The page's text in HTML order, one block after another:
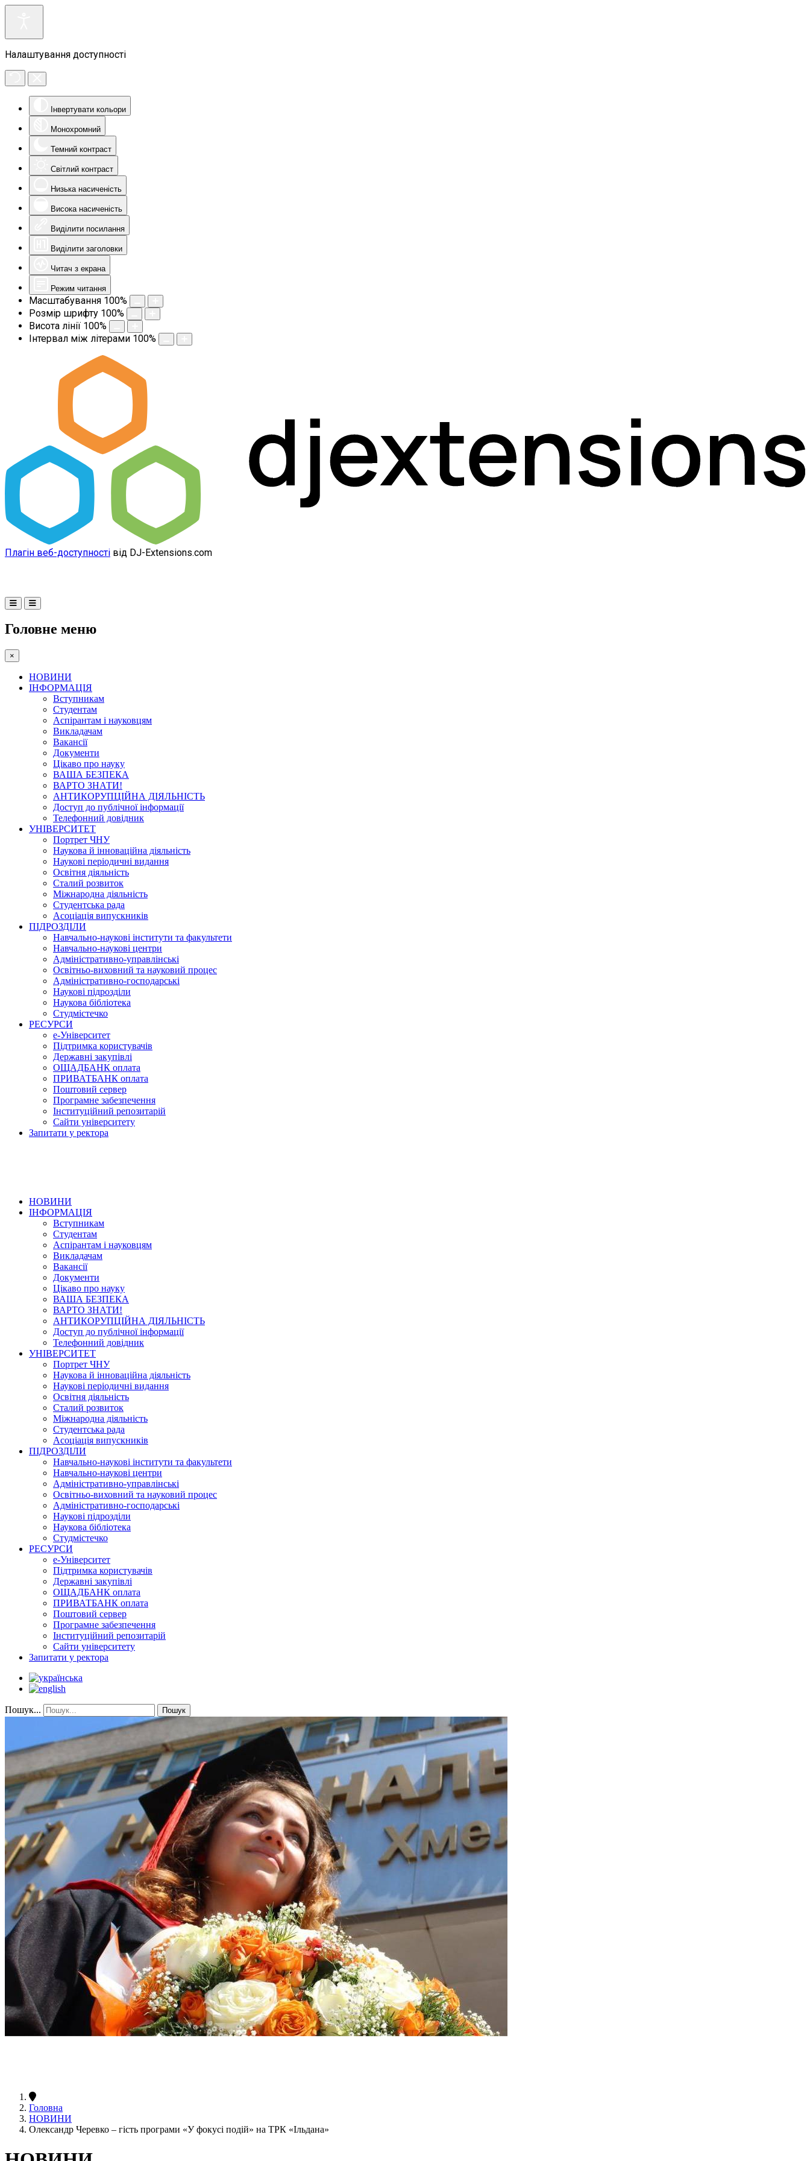
Налаштування доступності
Інвертувати кольори
Монохромний
Темний контраст
Світлий контраст
Низька насиченість
Висока насиченість
Виділити посилання
Виділити заголовки
Читач з екрана
Режим читання
Масштабування 100%
Розмір шрифту 100%
Висота лінії 100%
Інтервал між літерами 100%
Плагін веб-доступності від DJ-Extensions.com
Головне меню
×
НОВИНИ
ІНФОРМАЦІЯ
Вступникам
Студентам
Аспірантам і науковцям
Викладачам
Вакансії
Документи
Цікаво про науку
ВАША БЕЗПЕКА
ВАРТО ЗНАТИ!
АНТИКОРУПЦІЙНА ДІЯЛЬНІСТЬ
Доступ до публічної інформації
Телефонний довідник
УНІВЕРСИТЕТ
Портрет ЧНУ
Наукова й інноваційна діяльність
Наукові періодичні видання
Освітня діяльність
Сталий розвиток
Міжнародна діяльність
Студентська рада
Асоціація випускників
ПІДРОЗДІЛИ
Навчально-наукові інститути та факультети
Навчально-наукові центри
Адміністративно-управлінські
Освітньо-виховний та науковий процес
Адміністративно-господарські
Наукові підрозділи
Наукова бібліотека
Студмістечко
РЕСУРСИ
е-Університет
Підтримка користувачів
Державні закупівлі
ОЩАДБАНК оплата
ПРИВАТБАНК оплата
Поштовий сервер
Програмне забезпечення
Інституційний репозитарій
Сайти університету
Запитати у ректора
НОВИНИ
ІНФОРМАЦІЯ
Вступникам
Студентам
Аспірантам і науковцям
Викладачам
Вакансії
Документи
Цікаво про науку
ВАША БЕЗПЕКА
ВАРТО ЗНАТИ!
АНТИКОРУПЦІЙНА ДІЯЛЬНІСТЬ
Доступ до публічної інформації
Телефонний довідник
УНІВЕРСИТЕТ
Портрет ЧНУ
Наукова й інноваційна діяльність
Наукові періодичні видання
Освітня діяльність
Сталий розвиток
Міжнародна діяльність
Студентська рада
Асоціація випускників
ПІДРОЗДІЛИ
Навчально-наукові інститути та факультети
Навчально-наукові центри
Адміністративно-управлінські
Освітньо-виховний та науковий процес
Адміністративно-господарські
Наукові підрозділи
Наукова бібліотека
Студмістечко
РЕСУРСИ
е-Університет
Підтримка користувачів
Державні закупівлі
ОЩАДБАНК оплата
ПРИВАТБАНК оплата
Поштовий сервер
Програмне забезпечення
Інституційний репозитарій
Сайти університету
Запитати у ректора
Пошук... Пошук
Головна
НОВИНИ
Олександр Черевко – гість програми «У фокусі подій» на ТРК «Ільдана»